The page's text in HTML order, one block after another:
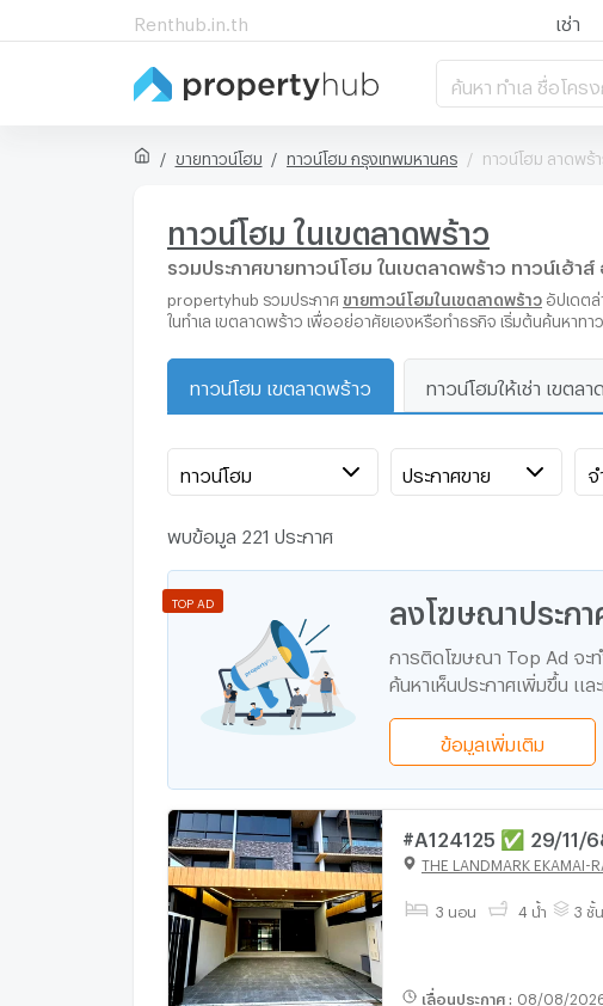
Renthub.in.th เช่า
ค้นหา ทำเล ชื่อโคร
ขายทาวน์โฮม ทาวน์โฮม กรุงเทพมหานคร ทาวน์โฮม ลาดพร้า
ทาวน์โฮม ในเขตลาดพร้าว
รวมประกาศขายทาวน์โฮม ในเขตลาดพร้าว ทาวน์เฮ้าส์
propertyhub รวมประกาศ ขายทาวน์โฮมในเขตลาดพร้าว อัปเดตล่
ในทำเล เขตลาดพร้าว เพื่ออยู่อาศัยเองหรือทำธุรกิจ เริ่มต้นค้นหาท
ทาวน์โฮม เขตลาดพร้าว ทาวน์โฮมให้เช่า เขตลา
ทาวน์โฮม ประกาศขาย
พบข้อมูล 221 ประกาศ
ลงโฆษณาประก
การติดโฆษณา Top Ad จะ
ค้นหาเห็นประกาศเพิ่มขึ้น แ
ข้อมูลเพิ่มเติม
TOP AD
#A124125 ✅ 29/11/68 ขายทาวน์โฮม THE LANDMARK
RAMINDRA📲📢สอบ
THE LANDMARK EKAMAI-
3 นอน 4 น้ำ 3 ชั้น
เลื่อนประกาศ : 08/08/